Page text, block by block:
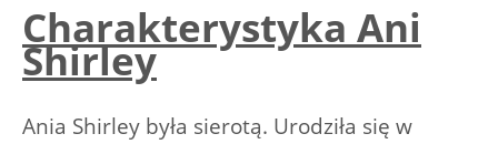
Charakterystyka Ani
Shirley
Ania Shirley była sierotą. Urodziła się w